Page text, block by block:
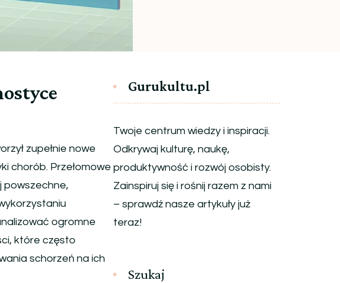
zupełnie nowe
chorób. Przełomowe
powszechne,
ogromne
które często
schorzeń na ich
Gurukultu.pl
Twoje centrum wiedzy i inspiracji.
Odkrywaj kulturę, naukę,
produktywność i rozwój osobisty.
Zainspiruj się i rośnij razem z nami
– sprawdź nasze artykuły już
teraz!
Szukaj